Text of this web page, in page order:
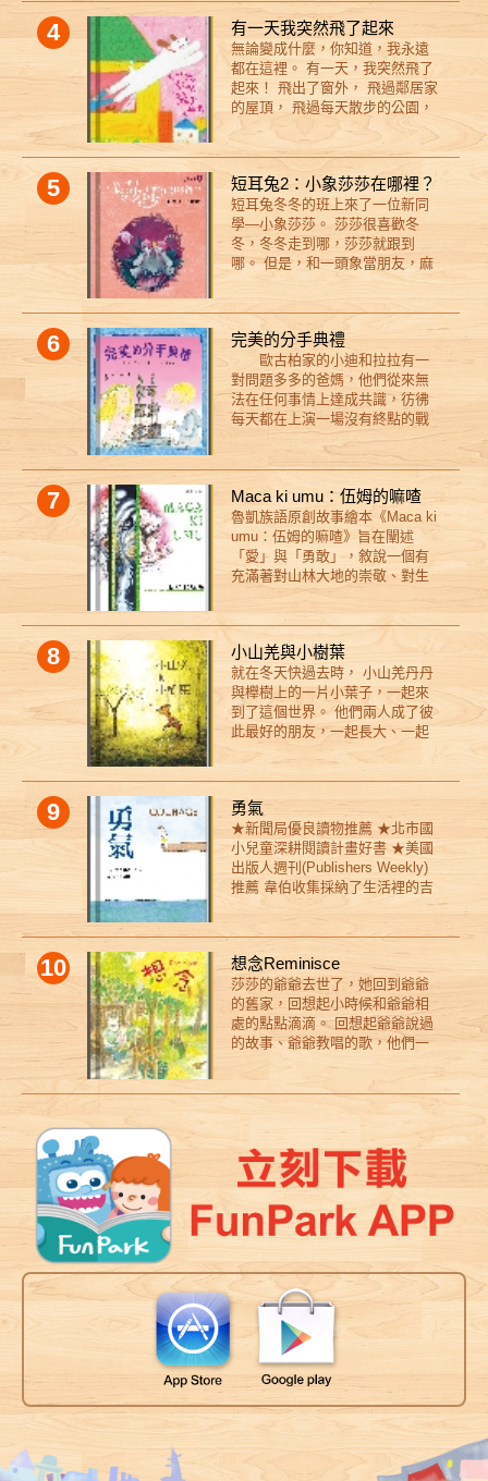
寓」寵物犬們， 在主人不在家的
時候，究竟會如何度過這一天
呢？
聊！ 123我來了！ 在這本圖畫書
中，卡特琳娜致力於探討孫輩和
祖父母之間的親密關係。 故事中
無論是歡笑的淚水還是感動的淚
水， 有一點是確定的──你的眼睛
絕對不會是乾的！
議的旅程！ 這是一隻特別的長頸
鹿， 比你見過的任何大樓都還要
高。 孩子們都叫他：「晚安長頸
鹿。」 深夜 12 點， 城市變得好
安靜。 月亮高掛夜空， 他準備開
始大冒險。 邀請你，一起來歷
險！ ◎「晚安」，是全世界最美
的祝福，也是希望的力量。 雖然
只是簡短的兩個字，卻像夜晚的
星星一樣， 潛藏著的心意，閃閃
發亮。 一天的關心與對明天的祝
福，簡單而實在。 ◎ 陪伴與同
理，讓彼此能學習勇敢，朝未知
的地方前進。 第一次出發的焦慮
擔心、生病的難受、被擊倒沈沒
的轉念， 還有面對死亡與戰爭的
無能為力……， 晚安長頸鹿都會
想辦法來到你身邊，陪著你， 一
起面對種種的改變、不安與遺
憾。 ◎ 挖掘心所嚮往的世界樣
貌，打開那扇愛的門。 晚安長頸
鹿的心裡究竟怎麼樣的世界？ 當
小星星項鍊發出亮光，化身為精
靈，拿著鑰匙出現時， 你期待那
特色 1. 以孩子們最喜愛的「長頸
鹿」動物為題，看見隱藏在各角
落的孩子樣貌，與衍生出的海洋
生態、戰爭等議題。 2. 以自述式
口吻敘寫故事，使故事角色如同
親身陪伴於閱聽故事者身邊。 3.
插圖以大畫面電影場景描繪，以
不同視角擴大場景的立體感。 4.
以溫柔敘寫戰爭，感染孩子以同
理之心打開世界的門。 5. 本書關
鍵字：晚安、長頸鹿、陪伴、勇
氣、垃圾污染、小王子、門、戰
爭。
4 有一天我突然飛了起來
無論變成什麼，你知道，我永遠
都在這裡。 有一天，我突然飛了
起來！ 飛出了窗外， 飛過鄰居家
的屋頂， 飛過每天散步的公園，
突然，我聽見了你的聲音…… ★
插畫家Minghan H.的作品的第一
本繪本創作。 Minghan H.用輕盈
的文字、鮮明的色彩，傳遞了溫
暖與幸福的感覺，表現出了小狗
與主人最真摯的情感。這是
Minghan H.自己與家中狗兒的故
事，也是世界上的寵物狗與主人
共同擁有的生命故事。 ★ 獻給生
命中曾經有寵物陪伴的每一個
你。 飛起來的不只是想像力，開
啟的是一場生命旅程的冒險與無
可取代的記憶，也是最深情的告
白與無所不在的陪伴。 如果相處
的時光是一段美好的旅程，那麼
分離的時刻到來時，讓我們帶著
這些美好的記憶，我們也總是知
道在哪裡可以找到彼此。
5 短耳兔2：小象莎莎在哪裡？
短耳兔冬冬的班上來了一位新同
學—小象莎莎。 莎莎很喜歡冬
冬，冬冬走到哪，莎莎就跟到
哪。 但是，和一頭象當朋友，麻
煩也不少， 像是玩躲貓貓時總是
最先被發現， 玩翹翹板時總是被
彈飛， 久了，冬冬覺得有點煩有
點累。 有天，大家一起去騎腳踏
車， 冬冬突然想到一個甩開莎莎
的辦法……
6 完美的分手典禮
歐古柏家的小迪和拉拉有一
對問題多多的爸媽，他們從來無
法在任何事情上達成共識，彷彿
每天都在上演一場沒有終點的戰
爭！ 爸爸不喜歡媽媽把衣服
晾在外面，覺得那樣讓房子看起
巴摔角姐妹感到厭惡，認為他們
實在太邋遢了！爸爸沒辦法忍受
媽媽整晚開派對，音樂吵得讓他
無法睡覺，而媽媽則埋怨爸爸從
來不好好修繕屋子，讓家裡看起
來破破爛爛。他們不只是互相抱
怨，甚至開始惡作劇來報復對方
煙火、衣服縮水……各種惡搞手
段層出不窮，鬧得不可開交！隨
著戰爭升級，他們的臉也變得一
天比一天更醜，彷彿外表也反映
了他們內心的敵意。 眼看著
家裡的戰爭越演越烈，小迪和拉
一樣幼稚，那該由誰來解決這場
家庭混戰呢？經過深思熟慮，他
們想到了一個大膽的計畫——為
爸爸媽媽舉辦一場「分手典
禮」！既然兩個人這麼合不來，
那就乾脆幫他們正式「拆夥」，
各過各的日子，或許大家都能變
創意與幽默的計畫即將展開，這
場奇特的典禮，究竟會帶來怎樣
的結局呢？
7 Maca ki umu：伍姆的嘛喳
魯凱族語原創故事繪本《Maca ki
umu：伍姆的嘛喳》旨在闡述
「愛」與「勇敢」，敘說一個有
充滿著對山林大地的崇敬、對生
命的愛與包容、面對挫折的勇
敢、面對挑戰的無懼、部落族人
我們相伴的故事。 26幅畫作構繪
本故事以魯凱族語為主體、中文
共同呈現故事，期待能夠透過繪
本，讓不同年齡、不同族群的朋
友們，看見並重新認識我們的土
地，以及過去先人原始而質樸的
8 小山羌與小樹葉
就在冬天快過去時， 小山羌丹丹
與櫸樹上的一片小葉子，一起來
到了這個世界。 他們兩人成了彼
此最好的朋友，一起長大、一起
傾吐分享所有的心事。 當然，也
這是個與失去有關的故事，以台
灣特有種為主要故事角色，以島
上特有的春夏秋冬及闊葉林作為
時光流轉的故事場景。一隻小山
羌與一片葉子一起誕生，卻註定
以不同速度長大，逐步拉開了成
快快長大，卻也慢慢意識到，長
大是趟不斷經歷失去的單行道。
期待《小山羌與小樹葉》這本
書，能帶給那些，在長大旅程
中，不小心迷失方向、笨拙地承
受著生命中友情、親情及各種離
別；不知道怎麼面對這些傷口與
失落的孩子們(大人們)，帶來更多
發現這個版本歡樂溫馨多了，還
外加可以認識幾種臺灣的野生動
物。」──科普作家張東君誠摯推
9 勇氣
★新聞局優良讀物推薦 ★北市國
小兒童深耕閱讀計畫好書 ★美國
出版人週刊(Publishers Weekly)
推薦 韋伯收集採納了生活裡的吉
光片羽，提醒讀者生活在周遭的
源源不絕的勇氣來面對生活裡的
下一刻。對一個孩子來說，要學
跳水是個大工程，但把多的一根
棒棒糖省下來在明天享用，也是
一項勇敢的掙扎！對一個大人來
說，見義勇為當然值得表揚，但
忍著一個超級笑話不笑，而先把
正事辦完，也是勇氣一樁……
10 想念Reminisce
莎莎的爺爺去世了，她回到爺爺
的舊家，回想起小時候和爺爺相
處的點點滴滴。 回想起爺爺說過
的故事、爺爺教唱的歌，他們一
起爬樹、盪鞦韆，過往的經歷美
好又溫馨。在想念當中，莎莎也
和自己的童年相遇，她好像陡然
地長大了，慢慢體悟生命的呈現
有多種的樣貌，而透過與親愛爺
爺的悄悄話─吹樹葉笛子，重新與
逝去的爺爺連結情感。 一本充滿
溫柔的文字與詩意的圖畫，展現
大自然的生命之門，也聆聽到最
自然的生命之歌。